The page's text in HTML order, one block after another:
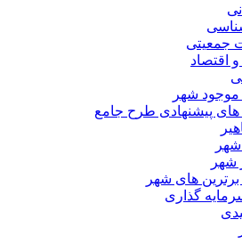
جمعیتی
اقتصاد
شهر
های پیشنهادی طرح جامع
شهر
های شهر
گذاری